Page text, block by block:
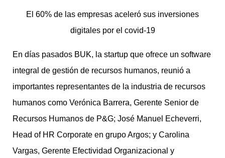
El 60% de las empresas aceleró sus inversiones
digitales por el covid-19
En días pasados BUK, la startup que ofrece un software
integral de gestión de recursos humanos, reunió a
importantes representantes de la industria de recursos
humanos como Verónica Barrera, Gerente Senior de
Recursos Humanos de P&G; José Manuel Echeverri,
Head of HR Corporate en grupo Argos; y Carolina
Vargas, Gerente Efectividad Organizacional y